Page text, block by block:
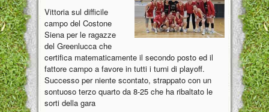
Vittoria sul difficile
campo del Costone
Siena per le ragazze
del Greenlucca che
certifica matematicamente il secondo posto ed il
fattore campo a favore in tutti i turni di playoff.
Successo per niente scontato, strappato con un
sontuoso terzo quarto da 8-25 che ha ribaltato le
sorti della gara